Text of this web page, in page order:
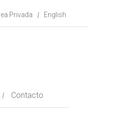
Privada English
Contacto